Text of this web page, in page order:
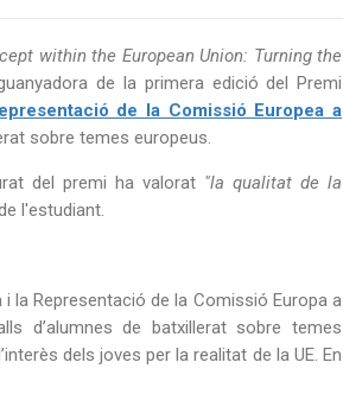
within the European Union: Turning the
de la primera edició del Premi
de la Comissió Europea a
sobre temes europeus.
del premi ha valorat "la qualitat de la
l'estudiant.
la Representació de la Comissió Europa a
d’alumnes de batxillerat sobre temes
dels joves per la realitat de la UE. En